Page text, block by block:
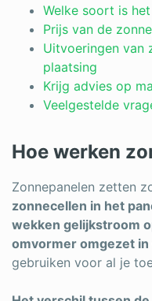
Zonwering
Bent u een
Welke soort is
Prijs van de
Uitvoeringen van
plaatsing
Krijg advies op
Veelgestelde
Hoe werken
Zonnepanelen zetten
zonnecellen in het
wekken gelijkstroom
omvormer omgezet
gebruiken voor al je